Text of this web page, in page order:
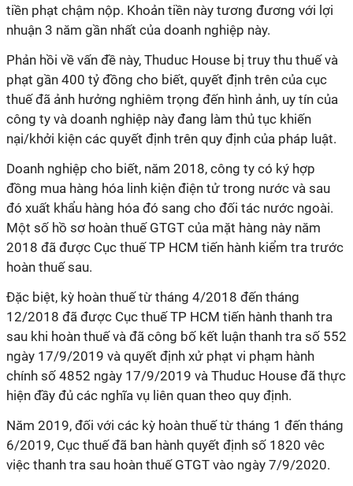
tiền phạt chậm nộp. Khoản tiền này tương đương với lợi
nhuận 3 năm gần nhất của doanh nghiệp này.
Phản hồi về vấn đề này, Thuduc House bị truy thu thuế và
phạt gần 400 tỷ đồng cho biết, quyết định trên của cục
thuế đã ảnh hưởng nghiêm trọng đến hình ảnh, uy tín của
công ty và doanh nghiệp này đang làm thủ tục khiến
nại/khởi kiện các quyết định trên quy định của pháp luật.
Doanh nghiệp cho biết, năm 2018, công ty có ký hợp
đồng mua hàng hóa linh kiện điện tử trong nước và sau
đó xuất khẩu hàng hóa đó sang cho đối tác nước ngoài.
Một số hồ sơ hoàn thuế GTGT của mặt hàng này năm
2018 đã được Cục thuế TP HCM tiến hành kiểm tra trước
hoàn thuế sau.
Đặc biệt, kỳ hoàn thuế từ tháng 4/2018 đến tháng
12/2018 đã được Cục thuế TP HCM tiến hành thanh tra
sau khi hoàn thuế và đã công bố kết luận thanh tra số 552
ngày 17/9/2019 và quyết định xử phạt vi phạm hành
chính số 4852 ngày 17/9/2019 và Thuduc House đã thực
hiện đầy đủ các nghĩa vụ liên quan theo quy định.
Năm 2019, đối với các kỳ hoàn thuế từ tháng 1 đến tháng
6/2019, Cục thuế đã ban hành quyết định số 1820 vêc
việc thanh tra sau hoàn thuế GTGT vào ngày 7/9/2020.